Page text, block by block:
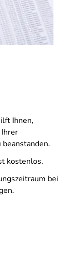
Ihnen,
kostenlos.
bei